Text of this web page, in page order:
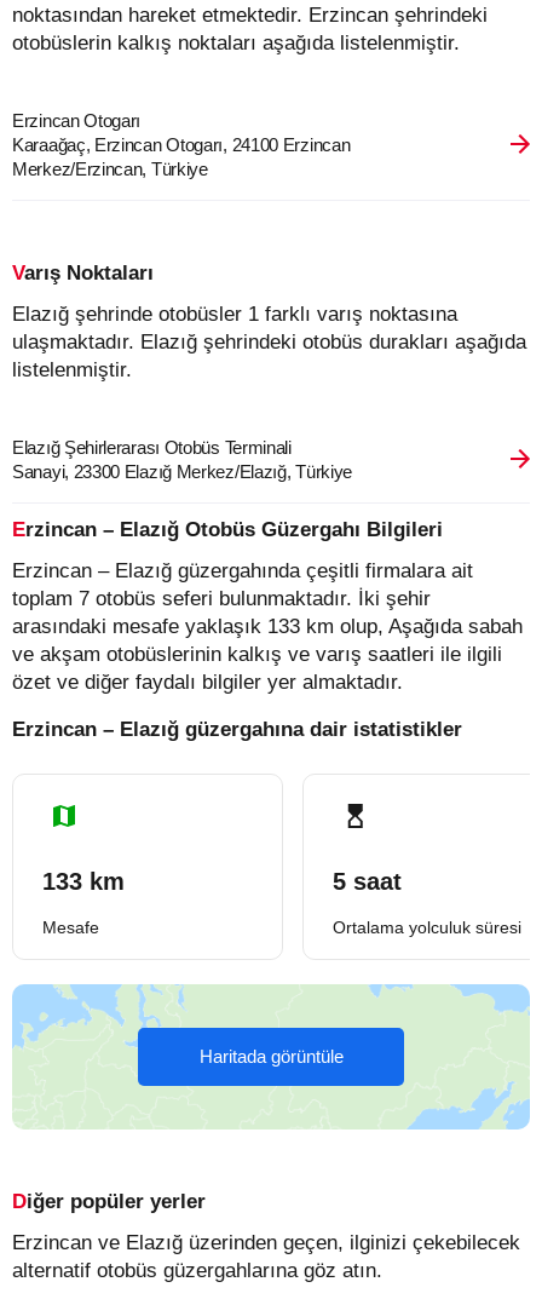
noktasından hareket etmektedir. Erzincan şehrindeki
otobüslerin kalkış noktaları aşağıda listelenmiştir.
Erzincan Otogarı
Karaağaç, Erzincan Otogarı, 24100 Erzincan
Merkez/Erzincan, Türkiye
Varış Noktaları
Elazığ şehrinde otobüsler 1 farklı varış noktasına
ulaşmaktadır. Elazığ şehrindeki otobüs durakları aşağıda
listelenmiştir.
Elazığ Şehirlerarası Otobüs Terminali
Sanayi, 23300 Elazığ Merkez/Elazığ, Türkiye
Erzincan – Elazığ Otobüs Güzergahı Bilgileri
Erzincan – Elazığ güzergahında çeşitli firmalara ait
toplam 7 otobüs seferi bulunmaktadır. İki şehir
arasındaki mesafe yaklaşık 133 km olup, Aşağıda sabah
ve akşam otobüslerinin kalkış ve varış saatleri ile ilgili
özet ve diğer faydalı bilgiler yer almaktadır.
Erzincan – Elazığ güzergahına dair istatistikler
133 km
Mesafe
5 saat
Ortalama yolculuk süresi
Haritada görüntüle
Diğer popüler yerler
Erzincan ve Elazığ üzerinden geçen, ilginizi çekebilecek
alternatif otobüs güzergahlarına göz atın.